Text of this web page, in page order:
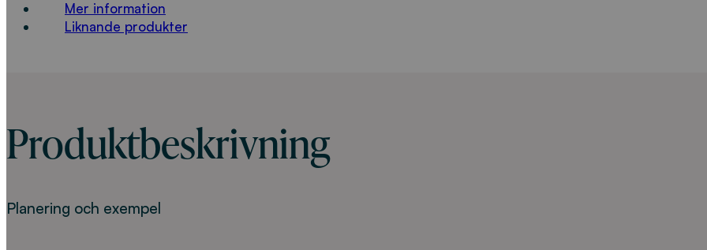
Mer information
Liknande produkter
Produktbeskrivning
Planering och exempel